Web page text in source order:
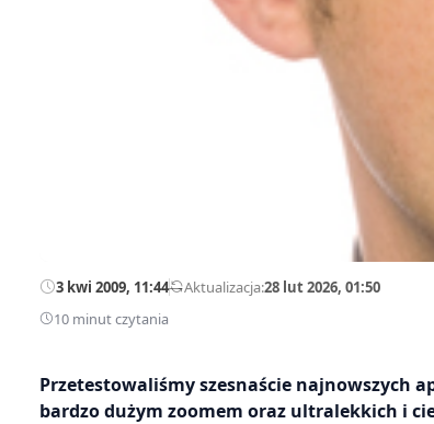
3 kwi 2009, 11:44—Aktualizacja:28 lut 2026, 01:50
10 minut czytania
Przetestowaliśmy szesnaście najnowszych
bardzo dużym zoomem oraz ultralekkich i